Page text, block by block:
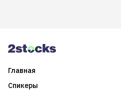
Главная
Спикеры